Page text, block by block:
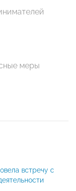
меры
встречу с